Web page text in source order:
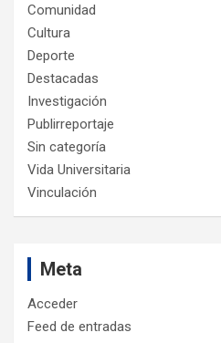
Comunidad
Cultura
Deporte
Destacadas
Investigación
Publirreportaje
Sin categoría
Vida Universitaria
Vinculación
Meta
Acceder
Feed de entradas